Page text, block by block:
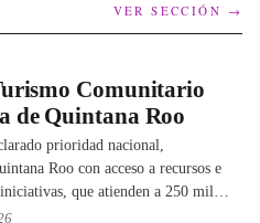
VER SECCIÓN →
Comunitario
de Quintana Roo
prioridad nacional,
Roo con acceso a recursos e
que atienden a 250 mil
generar derrama económica directa